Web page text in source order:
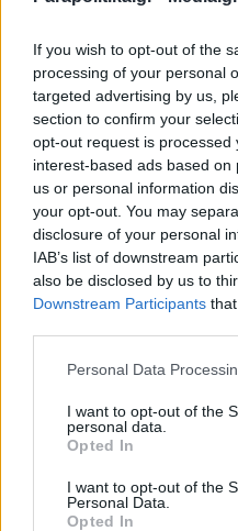
If you wish to opt-out of the
processing of your personal
targeted advertising by us,
section to confirm your
opt-out request is processed
interest-based ads based
us or personal information
your opt-out. You may
disclosure of your personal
IAB’s list of downstream
also be disclosed by us to
Downstream Participants
Personal Data
I want to opt-out of the
personal data.
Opted In
I want to opt-out of the
Personal Data.
Opted In
Τσίπρα" (Ηχητικό)
Εγγραφή
Αποδέχομαι
και την